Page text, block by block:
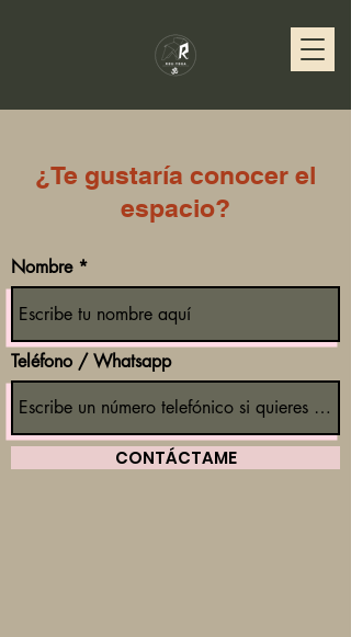
¿Te gustaría conocer el
espacio?
Nombre
Teléfono / Whatsapp
CONTÁCTAME